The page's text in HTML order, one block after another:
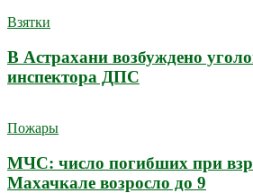
Взятки
В Астрахани возбуждено
инспектора ДПС
Пожары
МЧС: число погибших при
Махачкале возросло до 9